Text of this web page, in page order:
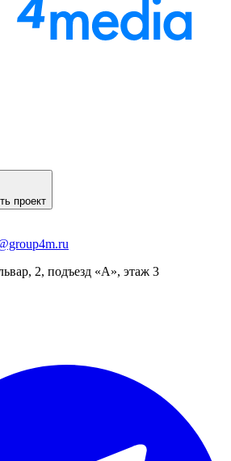
проект
2, подъезд «А», этаж 3